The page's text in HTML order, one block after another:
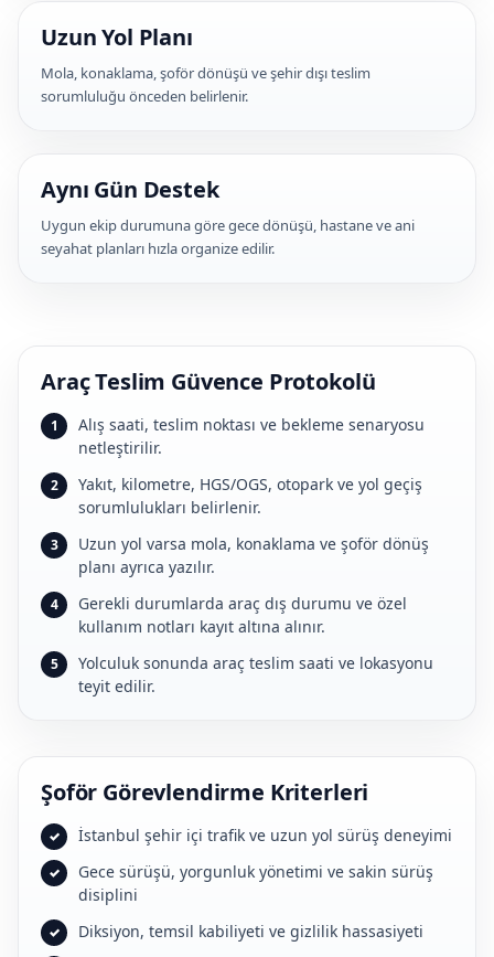
Uzun Yol Planı
Mola, konaklama, şoför dönüşü ve şehir dışı teslim
sorumluluğu önceden belirlenir.
Aynı Gün Destek
Uygun ekip durumuna göre gece dönüşü, hastane ve ani
seyahat planları hızla organize edilir.
Araç Teslim Güvence Protokolü
Alış saati, teslim noktası ve bekleme senaryosu
netleştirilir.
Yakıt, kilometre, HGS/OGS, otopark ve yol geçiş
sorumlulukları belirlenir.
Uzun yol varsa mola, konaklama ve şoför dönüş
planı ayrıca yazılır.
Gerekli durumlarda araç dış durumu ve özel
kullanım notları kayıt altına alınır.
Yolculuk sonunda araç teslim saati ve lokasyonu
teyit edilir.
Şoför Görevlendirme Kriterleri
İstanbul şehir içi trafik ve uzun yol sürüş deneyimi
Gece sürüşü, yorgunluk yönetimi ve sakin sürüş
disiplini
Diksiyon, temsil kabiliyeti ve gizlilik hassasiyeti